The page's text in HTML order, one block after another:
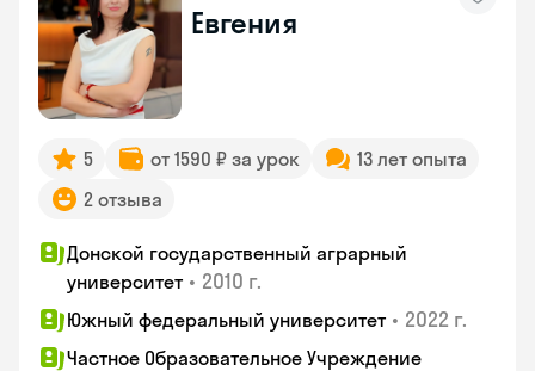
Евгения
5 от 1590 ₽ за урок
13 лет опыта
2 отзыва
Донской государственный аграрный
университет • 2010 г.
Южный федеральный университет • 2022 г.
Частное Образовательное Учреждение